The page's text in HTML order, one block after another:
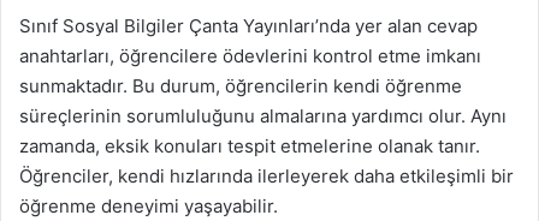
Sınıf Sosyal Bilgiler Çanta Yayınları’nda yer alan cevap
anahtarları, öğrencilere ödevlerini kontrol etme imkanı
sunmaktadır. Bu durum, öğrencilerin kendi öğrenme
süreçlerinin sorumluluğunu almalarına yardımcı olur. Aynı
zamanda, eksik konuları tespit etmelerine olanak tanır.
Öğrenciler, kendi hızlarında ilerleyerek daha etkileşimli bir
öğrenme deneyimi yaşayabilir.